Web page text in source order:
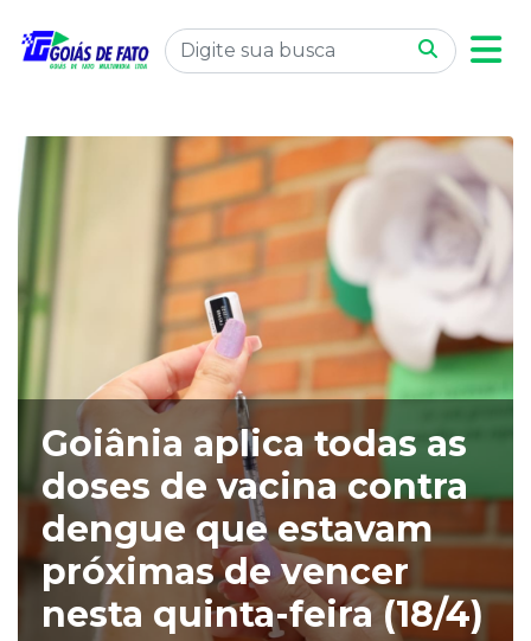
Goiânia aplica todas as
doses de vacina contra
dengue que estavam
próximas de vencer
nesta quinta-feira (18/4)